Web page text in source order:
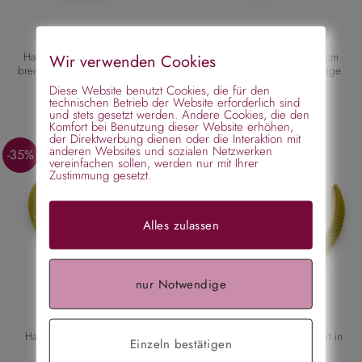
Haarreif Wildlederoptik, 3 cm
breit, dünn gepolstert – cognac
€ 14,95 Ursprünglicher
Preis
war:
€14,95
€ 11,95Aktueller
Preis
ist:
€11,95.
Haarreif Wildlederoptik, 3 cm
breit, dünn gepolstert – beige
€ 14,95
Preis
war:
€14,95€11,95.
-35%
Haarreif Stoff olivegrün leicht
-48%
Haarreif Stoff grün gepolstert in
Wir verwenden Cookies
Diese Website benutzt Cookies, die für den
technischen Betrieb der Website erforderlich sind
und stets gesetzt werden. Andere Cookies, die den
Komfort bei Benutzung dieser Website erhöhen,
der Direktwerbung dienen oder die Interaktion mit
anderen Websites und sozialen Netzwerken
vereinfachen sollen, werden nur mit Ihrer
Zustimmung gesetzt.
Alles zulassen
nur Notwendige
Einzeln bestätigen